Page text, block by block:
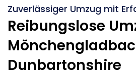
Zuverlässiger Umzug mit
Reibungslose
Dunbartonshire